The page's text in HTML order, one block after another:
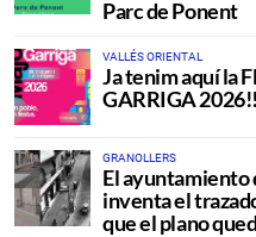
Parc de Ponent
VALLÉS ORIENTAL
Ja tenim aquí la
GARRIGA 2026!!
GRANOLLERS
El ayuntamiento
inventa el
que el plano